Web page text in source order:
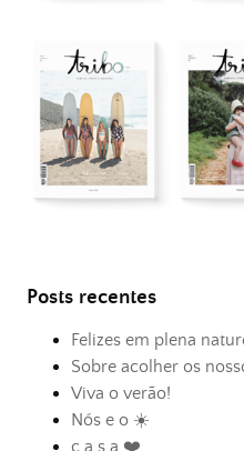
Posts recentes
Felizes em plena
Sobre acolher os
Viva o verão!
Nós e o ☀️